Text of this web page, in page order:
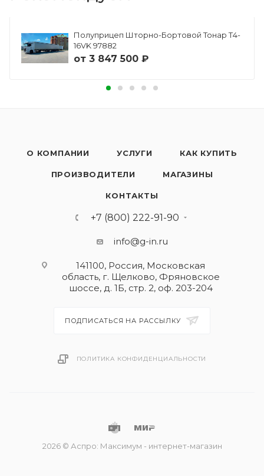
Полуприцеп Шторно-Бортовой Тонар Т4-
16VK 97882
от 3 847 500 ₽
О КОМПАНИИ УСЛУГИ КАК КУПИТЬ
ПРОИЗВОДИТЕЛИ МАГАЗИНЫ
КОНТАКТЫ
+7 (800) 222-91-90
info@g-in.ru
141100, Россия, Московская
область, г. Щелково, Фряновское
шоссе, д. 1Б, стр. 2, оф. 203-204
ПОДПИСАТЬСЯ НА РАССЫЛКУ
ПОЛИТИКА КОНФИДЕНЦИАЛЬНОСТИ
2026 © Аспро: Максимум - интернет-магазин